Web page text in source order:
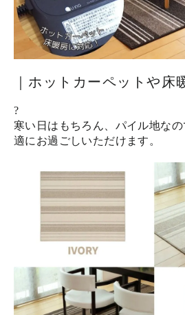
｜ホットカーペットや床
?
寒い日はもちろん、パイル地な
適にお過ごしいただけます。